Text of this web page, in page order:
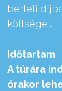
bérleti
költséget.
Időtartam
A túrára
órakor